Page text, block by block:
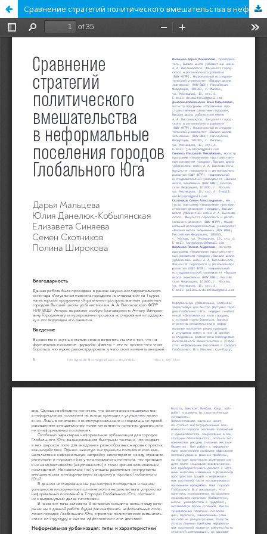
Сравнение стратегий политического вмешательства в неформальные поселения городов Глобального Юга